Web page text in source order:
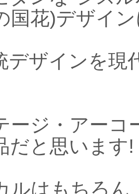
国花)デザイ
デザインを現
ージ・アーコ
だと思います!
ルはもちろ